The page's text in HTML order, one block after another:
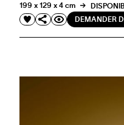
199 x 129 x 4 cm
DEMANDER